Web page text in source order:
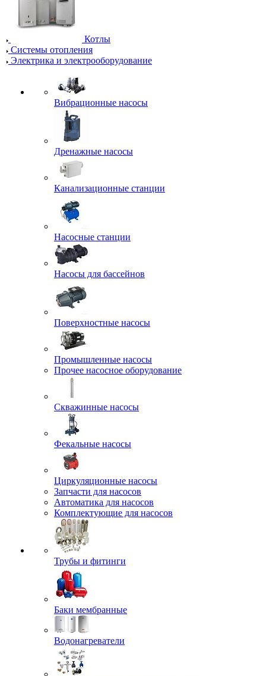
Котлы
Системы отопления
Электрика и электрооборудование
Вибрационные насосы
Дренажные насосы
Канализационные станции
Насосные станции
Насосы для бассейнов
Поверхностные насосы
Промышленные насосы
Прочее насосное оборудование
Скважинные насосы
Фекальные насосы
Циркуляционные насосы
Запчасти для насосов
Автоматика для насосов
Комплектующие для насосов
Трубы и фитинги
Баки мембранные
Водонагреватели